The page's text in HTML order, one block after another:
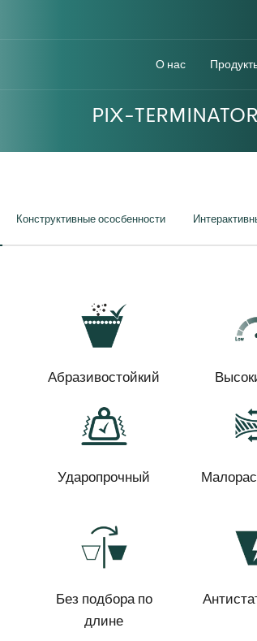
О нас
PIX-
Конструктивные ососбенности
Абразивостойкий
Ударопрочный
Без подбора по
длине